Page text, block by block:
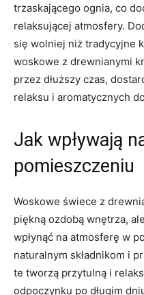
trzaskającego ognia, co
⁢relaksującej atmosfery.
się ⁣wolniej niż tradycyjne
woskowe z drewnianymi‍
przez dłuższy czas,
relaksu ‍i‍ aromatycznych
Jak wpływają
pomieszczeniu
Woskowe świece z
piękną ozdobą wnętrza,
⁣wpłynąć na⁣ atmosferę w
naturalnym⁤ składnikom i
te tworzą przytulną ⁤i
odpoczynku po ⁢długim